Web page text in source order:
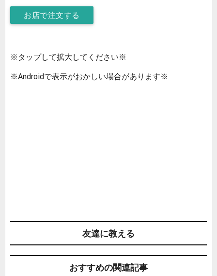
お店で注文する
※タップして拡大してください※
※Androidで表示がおかしい場合があります※
友達に教える
おすすめの関連記事